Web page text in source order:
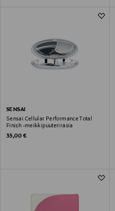
SENSAI
Sensai Cellular Performance Total
Finish -meikkipuuterirasia
Original Price
33,00 €